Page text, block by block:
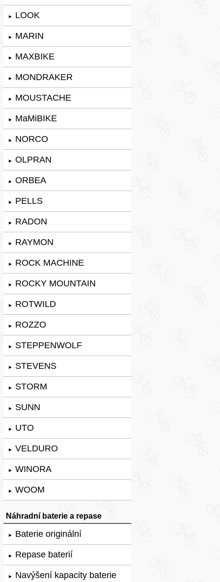
► LOOK
► MARIN
► MAXBIKE
► MONDRAKER
► MOUSTACHE
► MaMiBIKE
► NORCO
► OLPRAN
► ORBEA
► PELLS
► RADON
► RAYMON
► ROCK MACHINE
► ROCKY MOUNTAIN
► ROTWILD
► ROZZO
► STEPPENWOLF
► STEVENS
► STORM
► SUNN
► UTO
► VELDURO
► WINORA
► WOOM
Náhradní baterie a repase
► Baterie originální
► Repase baterií
► Navýšení kapacity baterie